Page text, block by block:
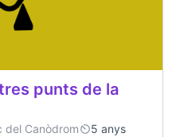
punts de la
del Canòdrom
5 anys